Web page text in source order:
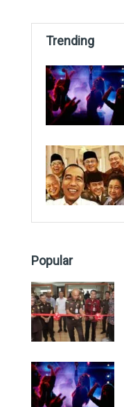
Trending
Popular